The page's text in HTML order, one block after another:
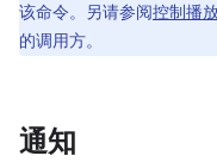
该命令。另请参阅控制播
的调用方。
通知